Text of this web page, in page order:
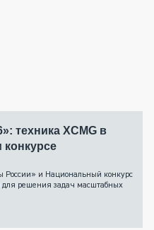
техника XCMG в
и Национальный конкурс
для решения задач масштабных